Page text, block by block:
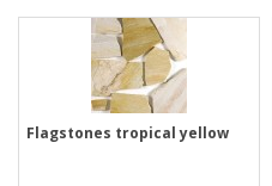
Flagstones tropical yellow